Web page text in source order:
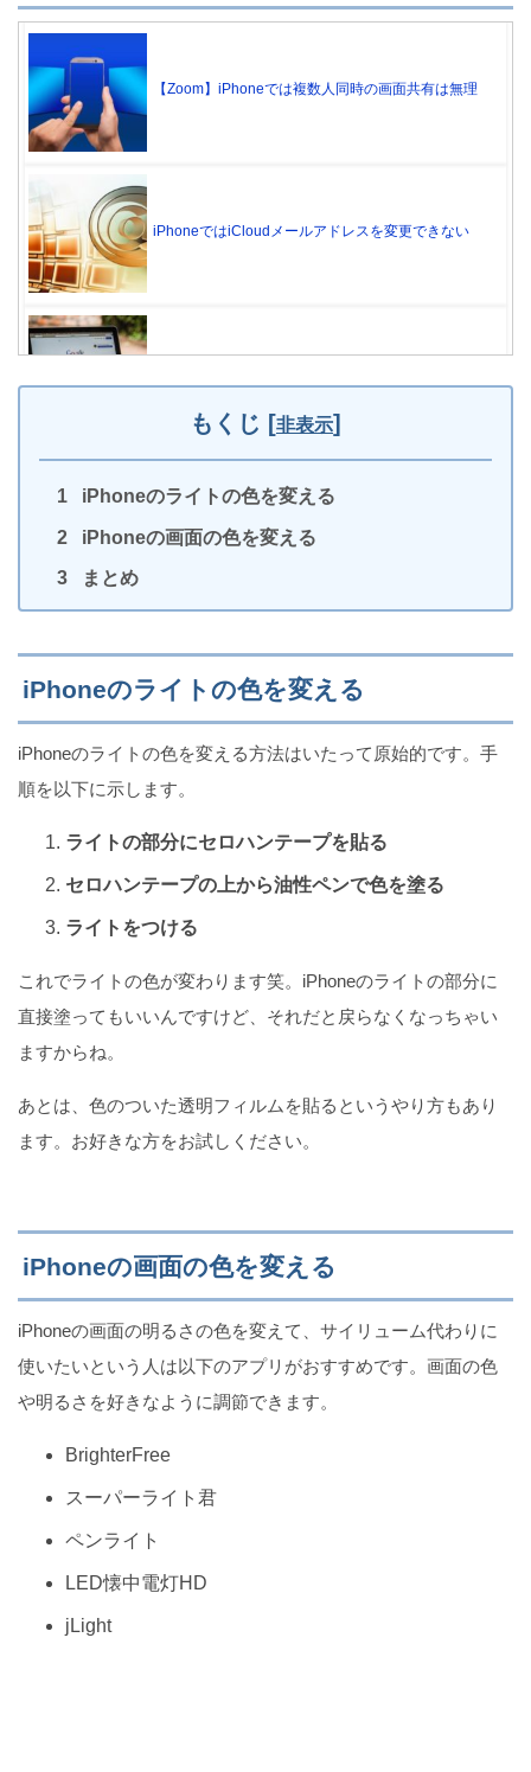
【Zoom】iPhoneでは複数人同時の画面共有は無理
iPhoneではiCloudメールアドレスを変更できない
歴代iPhoneのカメラ画素数（実はSEから変わってな
い）
急に大きくなったiPhoneカメラの音量を小さくする
zoomで画面共有できない4つの原因と対処法
（iPhone版）
iPhoneカメラのピントが合わない原因は障害物or故
iPhoneの写真をiCloudに保存する3つの方法
もくじ [非表示]
iPhoneのライトの色を変える
iPhoneの画面の色を変える
まとめ
iPhoneのライトの色を変える
iPhoneのライトの色を変える方法はいたって原始的です。手
順を以下に示します。
ライトの部分にセロハンテープを貼る
セロハンテープの上から油性ペンで色を塗る
ライトをつける
これでライトの色が変わります笑。iPhoneのライトの部分に
直接塗ってもいいんですけど、それだと戻らなくなっちゃい
ますからね。
あとは、色のついた透明フィルムを貼るというやり方もあり
ます。お好きな方をお試しください。
iPhoneの画面の色を変える
iPhoneの画面の明るさの色を変えて、サイリューム代わりに
使いたいという人は以下のアプリがおすすめです。画面の色
や明るさを好きなように調節できます。
BrighterFree
スーパーライト君
ペンライト
LED懐中電灯HD
jLight